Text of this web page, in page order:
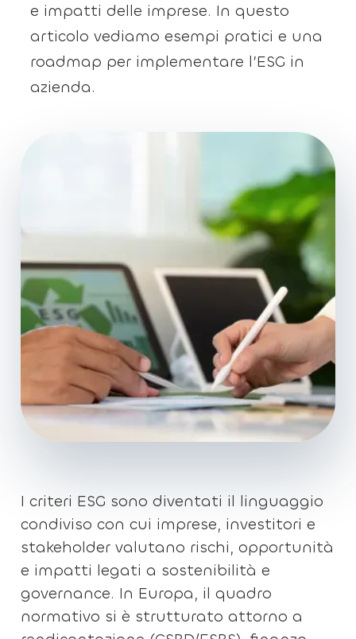
e impatti delle imprese. In questo
articolo vediamo esempi pratici e una
roadmap per implementare l’ESG in
azienda.
I criteri ESG sono diventati il linguaggio
condiviso con cui imprese, investitori e
stakeholder valutano rischi, opportunità
e impatti legati a sostenibilità e
governance. In Europa, il quadro
normativo si è strutturato attorno a